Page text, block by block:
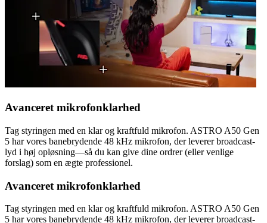
Avanceret mikrofonklarhed
Tag styringen med en klar og kraftfuld mikrofon. ASTRO A50 Gen
5 har vores banebrydende 48 kHz mikrofon, der leverer broadcast-
lyd i høj opløsning—så du kan give dine ordrer (eller venlige
forslag) som en ægte professionel.
Avanceret mikrofonklarhed
Tag styringen med en klar og kraftfuld mikrofon. ASTRO A50 Gen
5 har vores banebrydende 48 kHz mikrofon, der leverer broadcast-